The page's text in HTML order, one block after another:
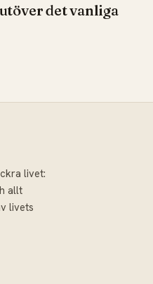
det vanliga
livet:
allt
livets